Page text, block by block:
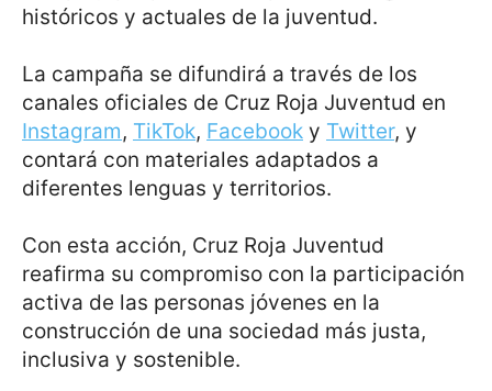
históricos y actuales de la juventud.
La campaña se difundirá a través de los
canales oficiales de Cruz Roja Juventud en
Instagram, TikTok, Facebook y Twitter, y
contará con materiales adaptados a
diferentes lenguas y territorios.
Con esta acción, Cruz Roja Juventud
reafirma su compromiso con la participación
activa de las personas jóvenes en la
construcción de una sociedad más justa,
inclusiva y sostenible.